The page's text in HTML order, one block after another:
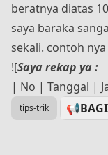
beratnya diatas
saya baraka
sekali. contoh nya
![Saya rekap ya :
| No | Tanggal |
tips-trik